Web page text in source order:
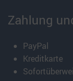
Zahlung
PayPal
Kreditkarte